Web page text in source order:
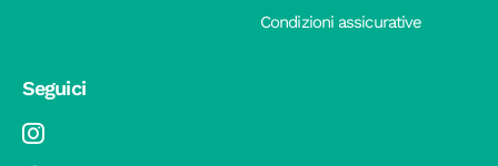
Condizioni assicurative
Seguici